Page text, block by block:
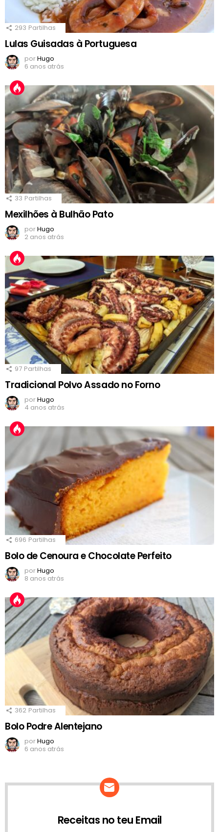
293 Partilhas
Lulas Guisadas à Portuguesa
porHugo
6 anos atrás
33 Partilhas
Mexilhões à Bulhão Pato
porHugo
2 anos atrás
97 Partilhas
Tradicional Polvo Assado no Forno
porHugo
4 anos atrás
696 Partilhas
Bolo de Cenoura e Chocolate Perfeito
porHugo
8 anos atrás
362 Partilhas
Bolo Podre Alentejano
porHugo
6 anos atrás
Receitas no teu Email